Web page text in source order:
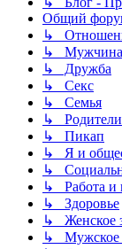
Общий
↳
↳ Мужчина
↳ Дружба
↳ Секс
↳ Семья
↳ Родители
↳ Пикап
↳ Я и
↳
↳ Работа и
↳ Здоровье
↳ Женское
↳ Мужское